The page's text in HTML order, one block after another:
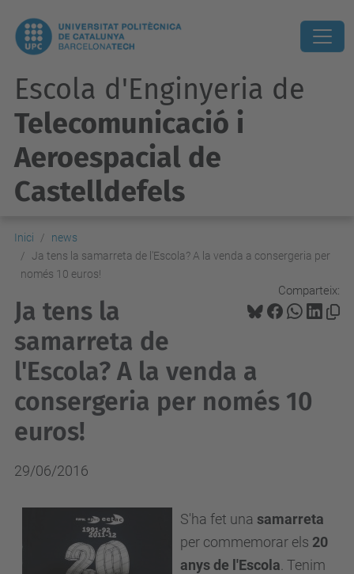
Escola d'Enginyeria de
Telecomunicació i
Aeroespacial de
Castelldefels
Inici
news
Ja tens la samarreta de l'Escola? A la venda a consergeria per
només 10 euros!
Comparteix:
Ja tens la
samarreta de
l'Escola? A la venda a
consergeria per només 10
euros!
29/06/2016
S'ha fet una samarreta
per commemorar els 20
anys de l'Escola . Tenim